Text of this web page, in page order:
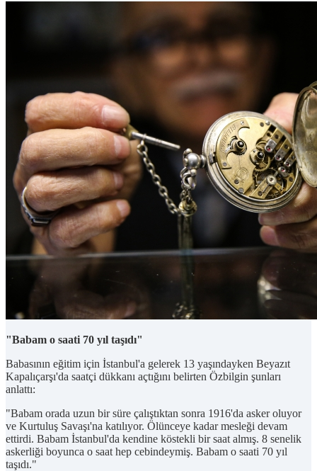
"Babam o saati 70 yıl taşıdı"
Babasının eğitim için İstanbul'a gelerek 13 yaşındayken Beyazıt
Kapalıçarşı'da saatçi dükkanı açtığını belirten Özbilgin şunları
anlattı:
"Babam orada uzun bir süre çalıştıktan sonra 1916'da asker oluyor
ve Kurtuluş Savaşı'na katılıyor. Ölünceye kadar mesleği devam
ettirdi. Babam İstanbul'da kendine köstekli bir saat almış. 8 senelik
askerliği boyunca o saat hep cebindeymiş. Babam o saati 70 yıl
taşıdı."